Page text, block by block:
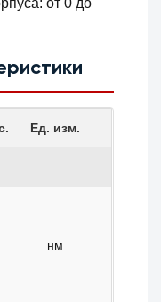
от 0 до
Ед. изм.
нм